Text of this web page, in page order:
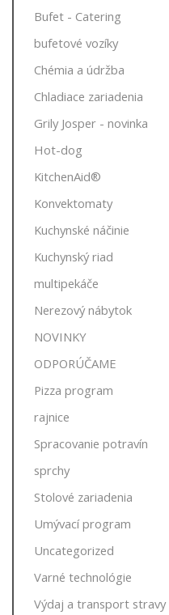
Bufet - Catering
bufetové vozíky
Chémia a údržba
Chladiace zariadenia
Grily Josper - novinka
Hot-dog
KitchenAid®
Konvektomaty
Kuchynské náčinie
Kuchynský riad
multipekáče
Nerezový nábytok
NOVINKY
ODPORÚČAME
Pizza program
rajnice
Spracovanie potravín
sprchy
Stolové zariadenia
Umývací program
Uncategorized
Varné technológie
Výdaj a transport stravy